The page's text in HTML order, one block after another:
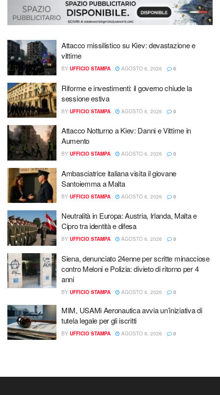
Attacco missilistico su Kiev: devastazione e
vittime
BY UFFICIO STAMPA AGOSTO 6, 2026 0
Riforme e investimenti: il governo chiude la
sessione estiva
BY UFFICIO STAMPA AGOSTO 6, 2026 0
Attacco Notturno a Kiev: Danni e Vittime in
Aumento
BY UFFICIO STAMPA AGOSTO 6, 2026 0
Ambasciatrice italiana visita il giovane
Santoiemma a Malta
BY UFFICIO STAMPA AGOSTO 6, 2026 0
Neutralità in Europa: Austria, Irlanda, Malta e
Cipro tra identità e difesa
BY UFFICIO STAMPA AGOSTO 6, 2026 0
Siena, denunciato 24enne per scritte minacciose
contro Meloni e Polizia: divieto di ritorno per 4
anni
BY UFFICIO STAMPA AGOSTO 6, 2026 0
MIM, USAMi Aeronautica avvia un’iniziativa di
tutela legale per gli iscritti
BY UFFICIO STAMPA AGOSTO 6, 2026 0